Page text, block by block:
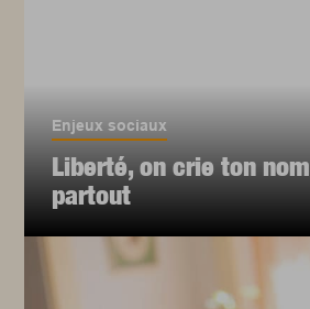
Enjeux sociaux
Liberté, on crie ton nom
partout